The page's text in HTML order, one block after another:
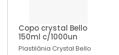
Copo crystal Bello
150ml c/1000un
Plastilânia Crystal Bello